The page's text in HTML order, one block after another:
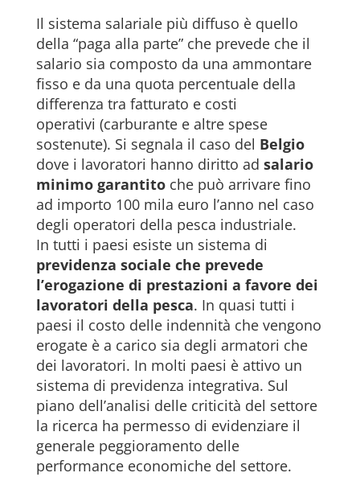
Il sistema salariale più diffuso è quello
della “paga alla parte” che prevede che il
salario sia composto da una ammontare
fisso e da una quota percentuale della
differenza tra fatturato e costi
operativi (carburante e altre spese
sostenute). Si segnala il caso del Belgio
dove i lavoratori hanno diritto ad salario
minimo garantitoche può arrivare fino
ad importo 100 mila euro l’anno nel caso
degli operatori della pesca industriale.
In tutti i paesi esiste un sistema di
previdenza sociale che prevede
l’erogazione di prestazioni a favore dei
lavoratori della pesca. In quasi tutti i
paesi il costo delle indennità che vengono
erogate è a carico sia degli armatori che
dei lavoratori. In molti paesi è attivo un
sistema di previdenza integrativa. Sul
piano dell’analisi delle criticità del settore
la ricerca ha permesso di evidenziare il
generale peggioramento delle
performance economiche del settore.